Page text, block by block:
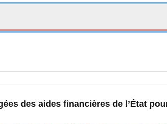
des aides financières de l’État